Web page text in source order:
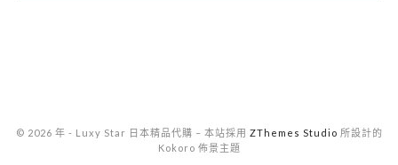
© 2026 年 - Luxy Star 日本精品代購 – 本站採用 ZThemes Studio 所設計的
Kokoro 佈景主題